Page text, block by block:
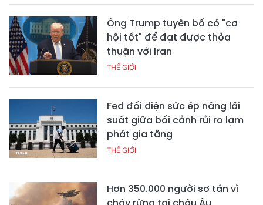
Ông Trump tuyên bố có "cơ
hội tốt" để đạt được thỏa
thuận với Iran
THẾ GIỚI
Fed đối diện sức ép nâng lãi
suất giữa bối cảnh rủi ro lạm
phát gia tăng
THẾ GIỚI
Hơn 350.000 người sơ tán vì